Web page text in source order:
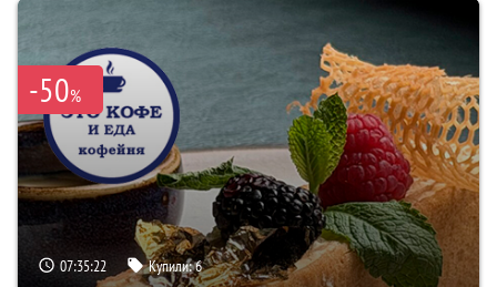
-50%
07:35:21 Купили:6